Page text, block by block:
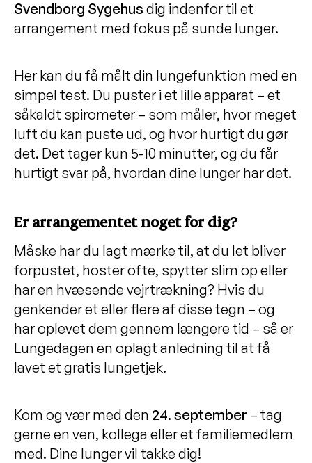
Svendborg Sygehus dig indenfor til et
arrangement med fokus på sunde lunger.
Her kan du få målt din lungefunktion med en
simpel test. Du puster i et lille apparat – et
såkaldt spirometer – som måler, hvor meget
luft du kan puste ud, og hvor hurtigt du gør
det. Det tager kun 5-10 minutter, og du får
hurtigt svar på, hvordan dine lunger har det.
Er arrangementet noget for dig?
Måske har du lagt mærke til, at du let bliver
forpustet, hoster ofte, spytter slim op eller
har en hvæsende vejrtrækning? Hvis du
genkender et eller flere af disse tegn – og
har oplevet dem gennem længere tid – så er
Lungedagen en oplagt anledning til at få
lavet et gratis lungetjek.
Kom og vær med den 24. september – tag
gerne en ven, kollega eller et familiemedlem
med. Dine lunger vil takke dig!